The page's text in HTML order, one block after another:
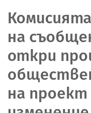
на
откри
на